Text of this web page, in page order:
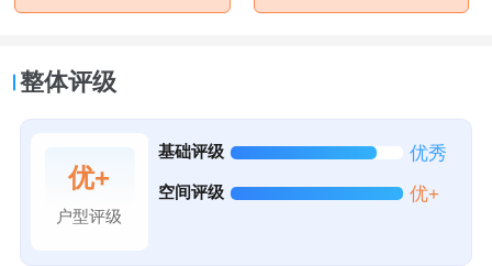
整体评级
优+
户型评级
基础评级 优秀
空间评级 优+